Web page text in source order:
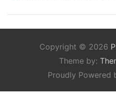
Copyright © 2026
Theme by:
Proudly Powered